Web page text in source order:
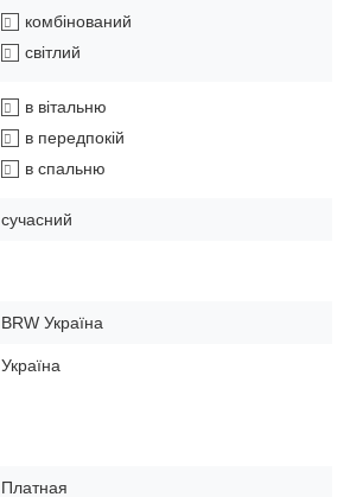
комбінований
світлий
в вітальню
в передпокій
в спальню
сучасний
BRW Україна
Україна
Платная